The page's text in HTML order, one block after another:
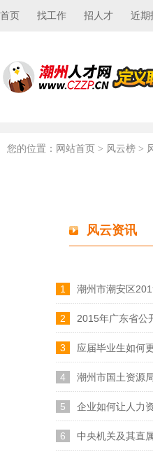
首页 找工作 招人才 近期
您的位置： 网站首页 > 风云榜 >
风云资讯
1 潮州市潮安区
2 2015年广东省公
3 应届毕业生如何
4 潮州市国土资源
5 企业如何让人力
6 中央机关及其直